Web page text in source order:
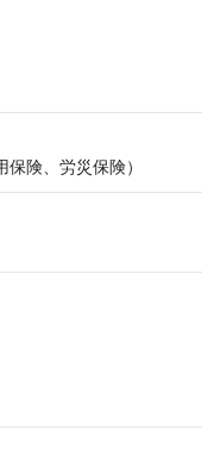
険、労災保険）